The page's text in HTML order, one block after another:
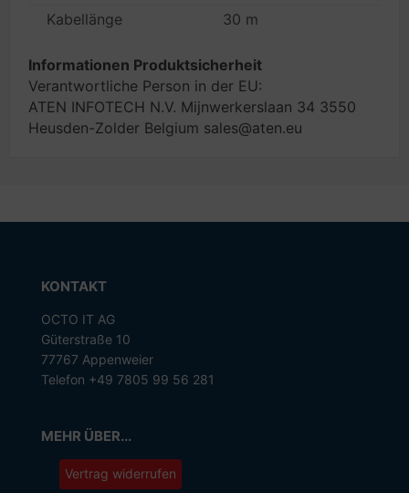
Kabellänge
30 m
Informationen Produktsicherheit
Verantwortliche Person in der EU:
ATEN INFOTECH N.V. Mijnwerkerslaan 34 3550
Heusden-Zolder Belgium sales@aten.eu
KONTAKT
OCTO IT AG
Güterstraße 10
77767 Appenweier
Telefon +49 7805 99 56 281
MEHR ÜBER...
Vertrag widerrufen